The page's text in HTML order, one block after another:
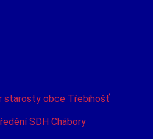
starosty obce Třebihošť
SDH Chábory